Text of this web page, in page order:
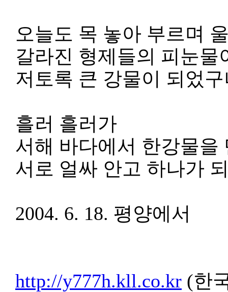
오늘도 목 놓아 부르며
갈라진 형제들의 피눈물
저토록 큰 강물이 되었
흘러 흘러가
서해 바다에서 한강물을
서로 얼싸 안고 하나가
2004. 6. 18. 평양에서
http://y777h.kll.co.kr (한